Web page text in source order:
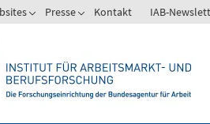
Zeige
Weitere
IAB
Websites
Presse
Zeige
Presse
Kontakt IAB-